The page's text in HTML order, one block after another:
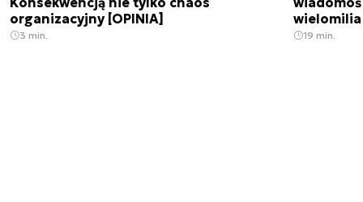
organizacyjny [OPINIA]
3 min. 19 min.